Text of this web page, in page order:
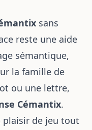
sans
reste une aide
sémantique,
la famille de
ou une lettre,
Cémantix.
plaisir de jeu tout